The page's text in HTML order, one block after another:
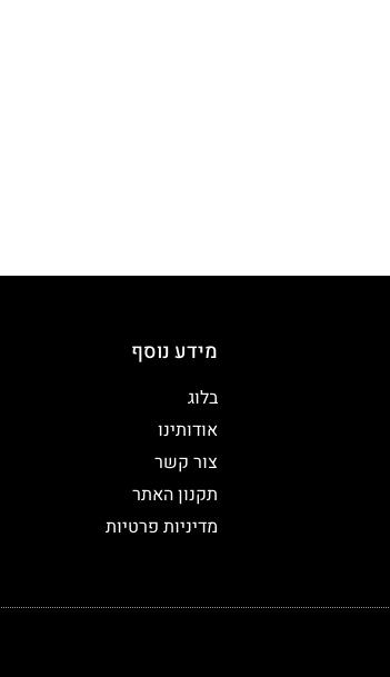
מידע נוסף
בלוג
אודותינו
צור קשר
תקנון האתר
מדיניות פרטיות